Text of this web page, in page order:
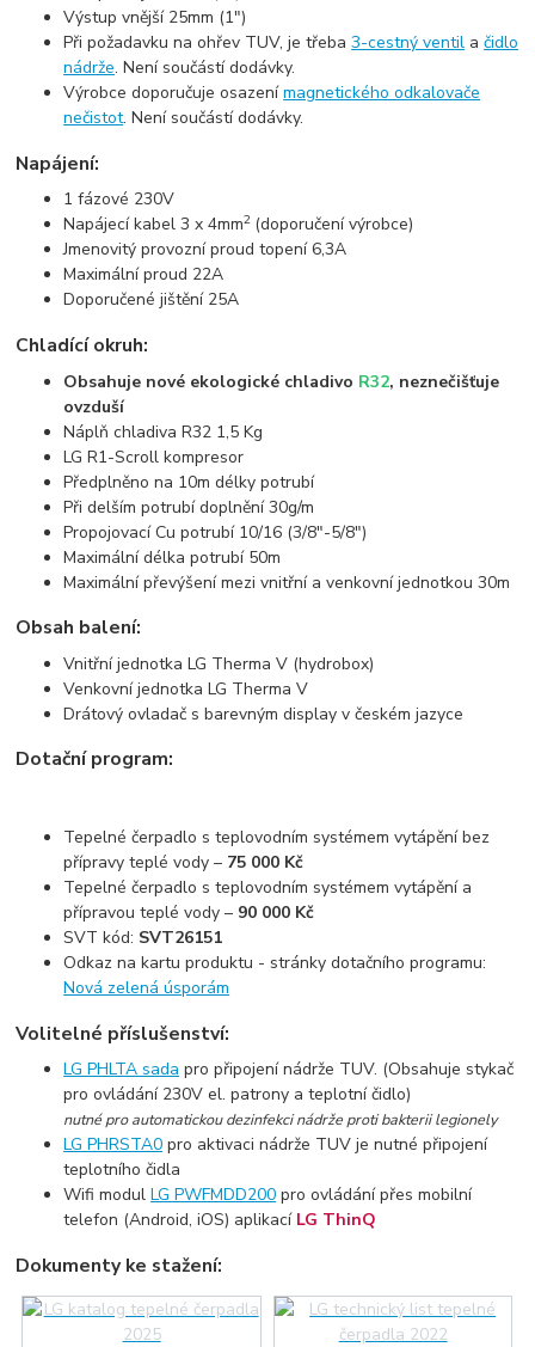
Výstup vnější 25mm (1")
Při požadavku na ohřev TUV, je třeba3-cestný ventil ačidlo
nádrže. Není součástí dodávky.
Výrobce doporučuje osazenímagnetického odkalovače
nečistot. Není součástí dodávky.
Napájení:
1 fázové 230V
Napájecí kabel 3 x 4mm2 (doporučení výrobce)
Jmenovitý provozní proud topení 6,3A
Maximální proud 22A
Doporučené jištění 25A
Chladící okruh:
Obsahuje nové ekologické chladivo R32, neznečišťuje
ovzduší
Náplň chladiva R32 1,5 Kg
LG R1-Scroll kompresor
Předplněno na 10m délky potrubí
Při delším potrubí doplnění 30g/m
Propojovací Cu potrubí 10/16 (3/8"-5/8")
Maximální délka potrubí 50m
Maximální převýšení mezi vnitřní a venkovní jednotkou 30m
Obsah balení:
Vnitřní jednotka LG Therma V (hydrobox)
Venkovní jednotka LG Therma V
Drátový ovladač s barevným display v českém jazyce
Dotační program:
Tepelné čerpadlo s teplovodním systémem vytápění bez
přípravy teplé vody – 75 000 Kč
Tepelné čerpadlo s teplovodním systémem vytápění a
přípravou teplé vody – 90 000 Kč
SVT kód: SVT26151
Odkaz na kartu produktu - stránky dotačního programu:
Nová zelená úsporám
Volitelné příslušenství:
LG PHLTA sada pro připojení nádrže TUV. (Obsahuje stykač
pro ovládání 230V el. patrony a teplotní čidlo)
nutné pro automatickou dezinfekci nádrže proti bakterii legionely
LG PHRSTA0 pro aktivaci nádrže TUV je nutné připojení
teplotního čidla
Wifi modulLG PWFMDD200 pro ovládání přes mobilní
telefon (Android, iOS) aplikací LG ThinQ
Dokumenty ke stažení: